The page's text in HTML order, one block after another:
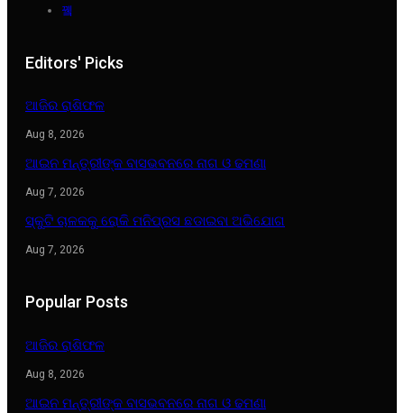
Editors' Picks
ଆଜିର ରାଶିଫଳ
Aug 8, 2026
ଆଇନ ମନ୍ତ୍ରୀଙ୍କ ବାସଭବନରେ ନାଗ ଓ ଢମଣା
Aug 7, 2026
ସ୍କୁଟି ଚାଳକକୁ ରୋକି ମନିପ୍ରସ ଛଡାଇବା ଅଭିଯୋଗ
Aug 7, 2026
Popular Posts
ଆଜିର ରାଶିଫଳ
Aug 8, 2026
ଆଇନ ମନ୍ତ୍ରୀଙ୍କ ବାସଭବନରେ ନାଗ ଓ ଢମଣା